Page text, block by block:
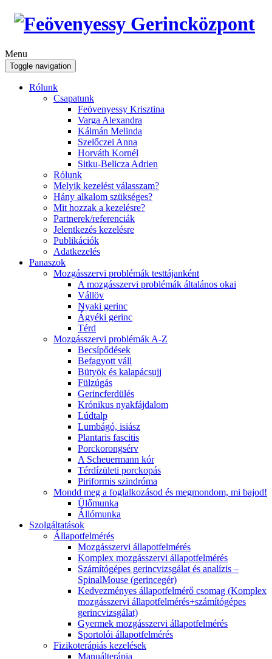
Menu
Toggle navigation
Rólunk
Csapatunk
Feövenyessy Krisztina
Varga Alexandra
Kálmán Melinda
Szelőczei Anna
Horváth Kornél
Sitku-Belicza Adrien
Rólunk
Melyik kezelést válasszam?
Hány alkalom szükséges?
Mit hozzak a kezelésre?
Partnerek/referenciák
Jelentkezés kezelésre
Publikációk
Adatkezelés
Panaszok
Mozgásszervi problémák testtájanként
A mozgásszervi problémák általános okai
Vállöv
Nyaki gerinc
Ágyéki gerinc
Térd
Mozgásszervi problémák A-Z
Becsípődések
Befagyott váll
Bütyök és kalapácsujj
Fülzúgás
Gerincferdülés
Krónikus nyakfájdalom
Lúdtalp
Lumbágó, isiász
Plantaris fascitis
Porckorongsérv
A Scheuermann kór
Térdízületi porckopás
Piriformis szindróma
Mondd meg a foglalkozásod és megmondom, mi bajod!
Ülőmunka
Állómunka
Szolgáltatások
Állapotfelmérés
Mozgásszervi állapotfelmérés
Komplex mozgásszervi állapotfelmérés
Számítógépes gerincvizsgálat és analízis –
SpinalMouse (gerincegér)
Kedvezményes állapotfelmérő csomag (Komplex
mozgásszervi állapotfelmérés+számítógépes
gerincvizsgálat)
Gyermek mozgásszervi állapotfelmérés
Sportolói állapotfelmérés
Fizikoterápiás kezelések
Manuálterápia